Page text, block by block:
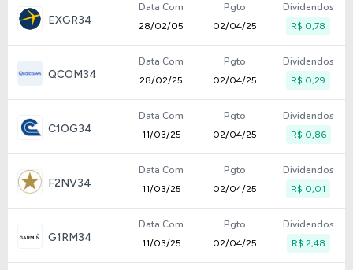
EXGR34
Data Com
28/02/05
Pgto
02/04/25
Dividendos
R$ 0,78
QCOM34
Data Com
28/02/25
Pgto
02/04/25
Dividendos
R$ 0,29
C1OG34
Data Com
11/03/25
Pgto
02/04/25
Dividendos
R$ 0,86
F2NV34
Data Com
11/03/25
Pgto
02/04/25
Dividendos
R$ 0,01
G1RM34
Data Com
11/03/25
Pgto
02/04/25
Dividendos
R$ 2,48